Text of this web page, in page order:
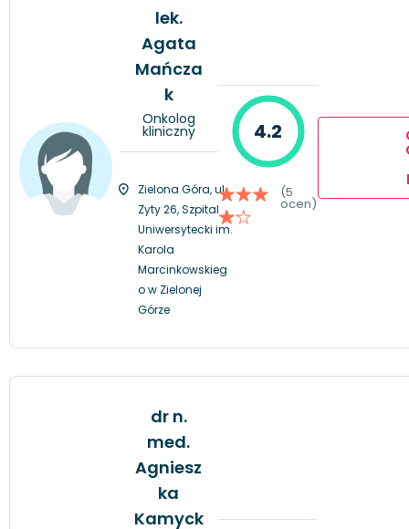
lek.
Agata
Mańcza
k
Onkolog
kliniczny
Zielona Góra, ul.
Zyty 26, Szpital
Uniwersytecki im.
Karola
Marcinkowskieg
o w Zielonej
Górze
4.2
(5
ocen)
dr n.
med.
Agniesz
ka
Kamyck